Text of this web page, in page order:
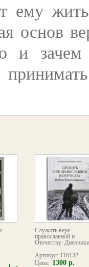
ему
основ
и
Служить вере
православной и
Отечеству:
Артикул: 116132
Цена: 1300 р.